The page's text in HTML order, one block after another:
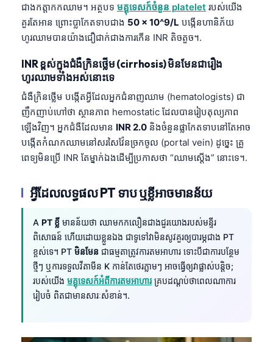
ជាងកត្តាកកឈាម។ អត្ថបទ មគ្គុទេសក៍ចំនួន platelet របស់យើង
គួរតែអាន ព្រោះប្លាកែតទាបជាង 50 × 10^9/L បង្កើនហានិភ័យ
ហូរឈាមបានយ៉ាងជឿជាក់ជាងការកើន INR តិចតួច។.
INR ខ្ពស់ក្នុងជំងឺក្រិនថ្លើម (cirrhosis) មិនមែនជារឿង
ហូរឈាមទាំងអស់នោះទេ
ជំងឺក្រិនថ្លើម បង្កើតអ្វីដែលអ្នកជំនាញឈាម (hematologists) ជា
ញឹកញាប់ហៅថា ស្ថានភាព hemostatic ដែលបានរៀបតុល្យភាព
ឡើងវិញ។ អ្នកជំងឺដែលមាន INR 2.0 និងចំនួនផ្លាកែតទាបនៅតែអាច
បង្កើតកំណកឈាមនៅសរសៃវ៉ែនច្រកចូល (portal vein) ដូច្នេះ គ្រូ
ពេទ្យមិនប្រើ INR តែម្នាក់ឯងដើម្បីប្រកាសថា “ឈាមស្តើង” នោះទេ។.
អ្វីដែលលទ្ធផល PT ទាប ឬខ្លីអាចមានន័យ
A PT ខ្លី មានន័យថា ឈាមកកលឿនជាងជួរយោងរបស់មន្ទីរ
ពិសោធន៍ ហើយដោយខ្លួនឯង ជាទូទៅវាមិនសូវគួរឲ្យបារម្ភជាង PT
ខ្ពស់ទេ។ PT មិនមែន ជាធម្មតាត្រូវការតមអាហារ ទោះបីជាការបន្ថែម
ថ្មីៗ ឬការទទួលវីតាមីន K កាន់តែថេរភ្លាមៗ អាចធ្វើឲ្យវាផ្លាស់បន្តិច;
របស់យើង មគ្គុទេសក៍អំពីការតមអាហារគ្របដណ្តប់ថាពេលណាការ
រៀបចំ ពិតជាមានសារៈសំខាន់។.